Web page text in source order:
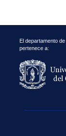
El departamento
pertenece a: